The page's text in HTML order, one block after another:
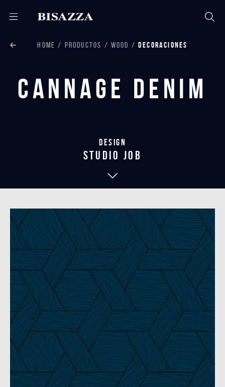
HOME PRODUCTOS WOOD DECORACIONES
Cannage Denim
Design
studio job